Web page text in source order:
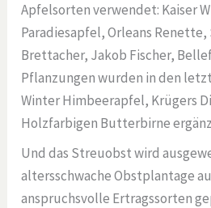
Apfelsorten verwendet: Kaiser
Paradiesapfel, Orleans Renette,
Brettacher, Jakob Fischer,
Pflanzungen wurden in den
Winter Himbeerapfel, Krügers
Holzfarbigen Butterbirne
Und das Streuobst wird
altersschwache Obstplantage
anspruchsvolle Ertragssorten